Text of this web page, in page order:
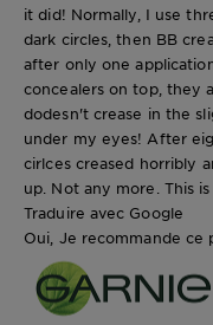
it did! Normally, I use
dark circles, then BB
after only one
concealers on top, they
dodesn't crease in the
under my eyes! After
cirlces creased horribly
up. Not any more. This
Traduire avec Google
Oui, Je recommande ce